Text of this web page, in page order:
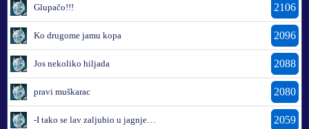
Glupačo!!! 2106
Ko drugome jamu kopa 2096
Jos nekoliko hiljada 2088
pravi muškarac 2080
-I tako se lav zaljubio u jagnje… 2059